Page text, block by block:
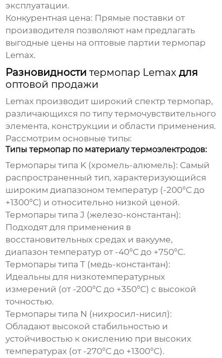
эксплуатации.
Конкурентная цена: Прямые поставки от
производителя позволяют нам предлагать
выгодные цены на оптовые партии термопар
Lemax.
Разновидноститермопар Lemax для
оптовой продажи
Lemax производит широкий спектр термопар,
различающихся по типу термочувствительного
элемента, конструкции и области применения.
Рассмотрим основные типы:
Типы термопар по материалу термоэлектродов:
Термопары типа K (хромель-алюмель): Самый
распространенный тип, характеризующийся
широким диапазоном температур (-200°C до
+1300°C) и относительно низкой ценой.
Термопары типа J (железо-константан):
Подходят для применения в
восстановительных средах и вакууме,
диапазон температур от -40°C до +750°C.
Термопары типа T (медь-константан):
Идеальны для низкотемпературных
измерений (от -200°C до +350°C) с высокой
точностью.
Термопары типа N (нихросил-нисил):
Обладают высокой стабильностью и
устойчивостью к окислению при высоких
температурах (от -270°C до +1300°C).